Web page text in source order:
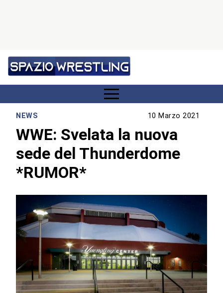
NEWS 10 Marzo 2021
WWE: Svelata la nuova
sede del Thunderdome
*RUMOR*